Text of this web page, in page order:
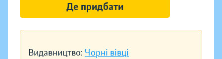
Видавництво: Чорні вівці
Де придбати